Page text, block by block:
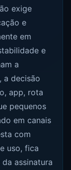
exige
e
em
e
a
a decisão
app, rota
pequenos
em canais
com
uso, fica
assinatura